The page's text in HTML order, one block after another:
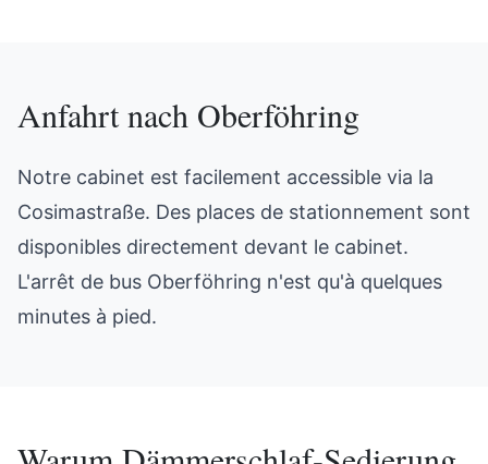
Anfahrt nach Oberföhring
Notre cabinet est facilement accessible via la
Cosimastraße. Des places de stationnement sont
disponibles directement devant le cabinet.
L'arrêt de bus Oberföhring n'est qu'à quelques
minutes à pied.